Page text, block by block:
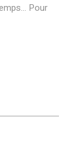
Pour